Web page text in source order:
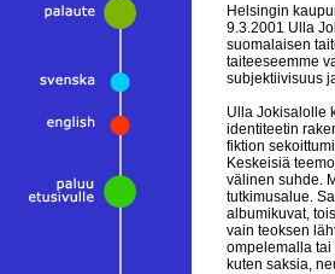
Helsingin
9.3.2001 Ulla
suomalaisen
taiteeseemme
subjektiivisuus
Ulla Jokisalolle
identiteetin
fiktion
Keskeisiä
välinen suhde.
tutkimusalue.
albumikuvat,
vain teoksen
ompelemalla tai
kuten saksia,